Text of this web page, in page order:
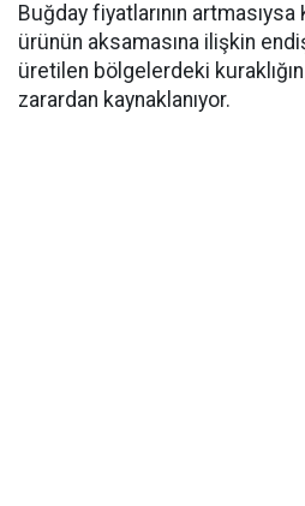
Buğday fiyatlarının
ürünün aksamasına ilişkin
üretilen bölgelerdeki
zarardan kaynaklanıyor.